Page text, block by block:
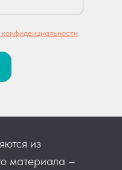
из
материала –